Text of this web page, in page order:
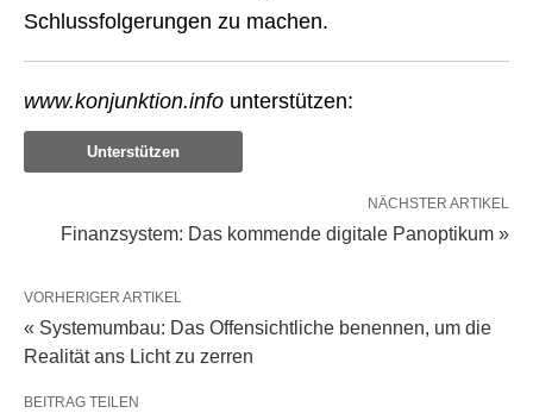
Schlussfolgerungen zu machen.
www.konjunktion.info unterstützen:
Unterstützen
NÄCHSTER ARTIKEL
Finanzsystem: Das kommende digitale Panoptikum »
VORHERIGER ARTIKEL
« Systemumbau: Das Offensichtliche benennen, um die
Realität ans Licht zu zerren
BEITRAG TEILEN